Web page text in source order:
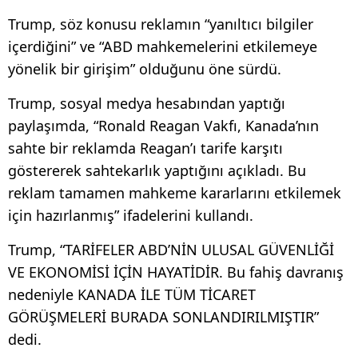
Trump, söz konusu reklamın “yanıltıcı bilgiler
içerdiğini” ve “ABD mahkemelerini etkilemeye
yönelik bir girişim” olduğunu öne sürdü.
Trump, sosyal medya hesabından yaptığı
paylaşımda, “Ronald Reagan Vakfı, Kanada’nın
sahte bir reklamda Reagan’ı tarife karşıtı
göstererek sahtekarlık yaptığını açıkladı. Bu
reklam tamamen mahkeme kararlarını etkilemek
için hazırlanmış” ifadelerini kullandı.
Trump, “TARİFELER ABD’NİN ULUSAL GÜVENLİĞİ
VE EKONOMİSİ İÇİN HAYATİDİR. Bu fahiş davranış
nedeniyle KANADA İLE TÜM TİCARET
GÖRÜŞMELERİ BURADA SONLANDIRILMIŞTIR”
dedi.